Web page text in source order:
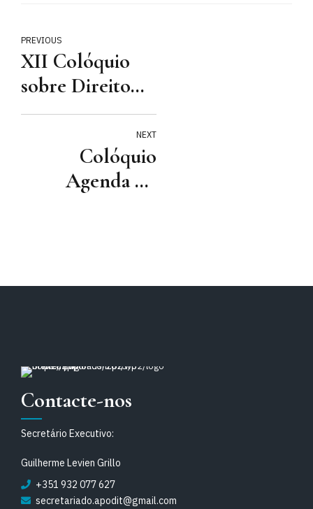
PREVIOUS
XII Colóquio
sobre Direito
do Trabalho
NEXT
Colóquio
Agenda do
Contacte-nos
Secretário Executivo:
Guilherme Levien Grillo
+351 932 077 627
secretariado.apodit@gmail.com